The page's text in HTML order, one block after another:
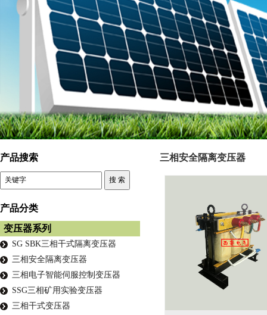
三相安全隔离变压器
产品搜索
产品分类
变压器系列
SG SBK三相干式隔离变压器
三相安全隔离变压器
三相电子智能伺服控制变压器
SSG三相矿用实验变压器
三相干式变压器